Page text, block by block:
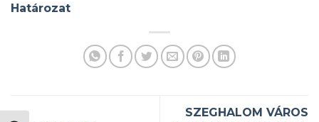
Határozat
SZEGHALOM VÁROS